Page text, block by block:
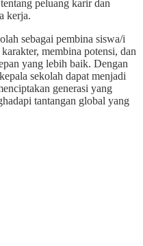
peluang karir dan
kerja.
sebagai pembina siswa/i
membina potensi, dan
yang lebih baik. Dengan
sekolah dapat menjadi
generasi yang
tantangan global yang